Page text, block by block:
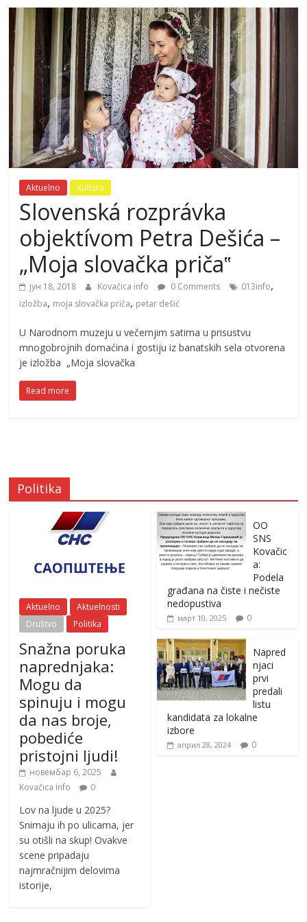
Aktuelno Kultura
Slovenská rozprávka
objektívom Petra Dešića –
„Moja slovačka priča‟
јун 18, 2018 Kovačica info 0 Comments 013info,
izložba, moja slovačka priča, petar dešić
U Narodnom muzeju u večernjim satima u prisustvu
mnogobrojnih domaćina i gostiju iz banatskih sela otvorena
je izložba „Moja slovačka
Read more
Politika
Aktuelno
Aktuelnosti
Društvo
Politika
Snažna poruka
naprednjaka:
Mogu da
spinuju i mogu
da nas broje,
pobediće
pristojni ljudi!
новембар 6, 2025
Kovačica info
0
Lov na ljude u 2025?
Snimaju ih po ulicama, jer
su otišli na skup! Ovakve
scene pripadaju
najmračnijim delovima
istorije,
OO
SNS
Kovačic
a:
Podela
građana na čiste i nečiste
nedopustiva
март 10, 2025 0
Napred
njaci
prvi
predali
listu
kandidata za lokalne
izbore
април 28, 2024 0